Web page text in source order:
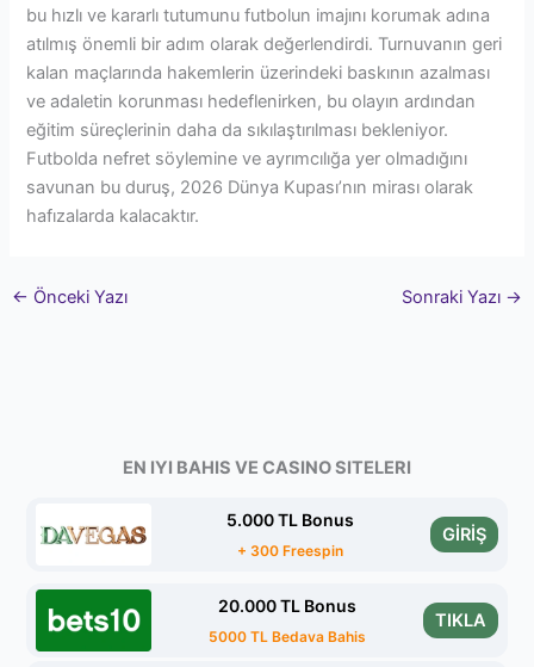
bu hızlı ve kararlı tutumunu futbolun imajını korumak adına
atılmış önemli bir adım olarak değerlendirdi. Turnuvanın geri
kalan maçlarında hakemlerin üzerindeki baskının azalması
ve adaletin korunması hedeflenirken, bu olayın ardından
eğitim süreçlerinin daha da sıkılaştırılması bekleniyor.
Futbolda nefret söylemine ve ayrımcılığa yer olmadığını
savunan bu duruş, 2026 Dünya Kupası’nın mirası olarak
hafızalarda kalacaktır.
← Önceki Yazı Sonraki Yazı →
EN IYI BAHIS VE CASINO SITELERI
5.000 TL Bonus
+ 300 Freespin
GİRİŞ
20.000 TL Bonus
5000 TL Bedava Bahis
TIKLA